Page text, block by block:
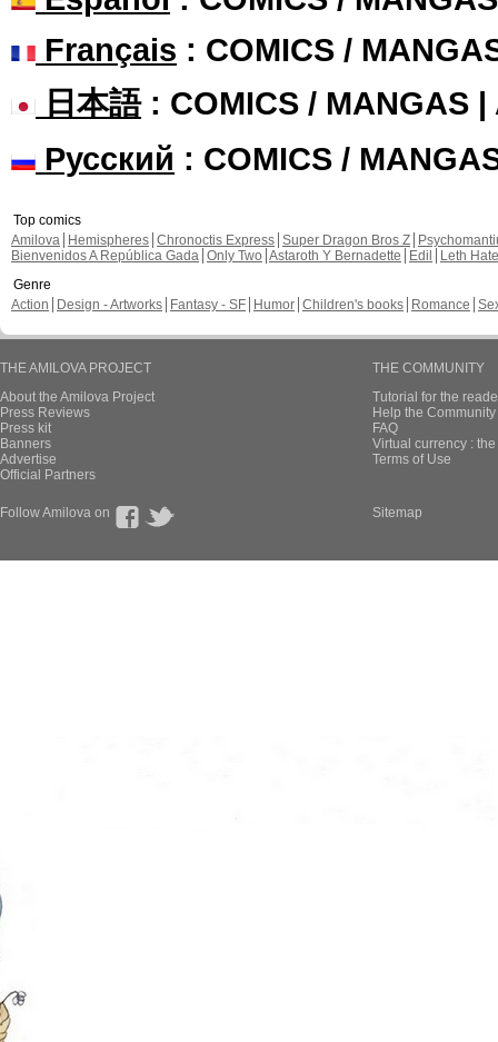
Français : COMICS /
日本語: COMICS / MANGAS |
Русский : COMICS /
Top comics
Amilova
Hemispheres Chronoctis Express Super Dragon Bros Z
Bienvenidos A República Gada Only Two Astaroth Y Bernadette Edil
Leth Hate
Genre
Action
Design - Artworks Fantasy - SF Humor Children's books Romance
THE AMILOVA PROJECT
About the Amilova Project
Press Reviews
Press kit
Banners
Advertise
Official Partners
THE COMMUNITY
Tutorial for the
Help the
FAQ
Virtual currency :
Terms of Use
Follow Amilova on Sitemap